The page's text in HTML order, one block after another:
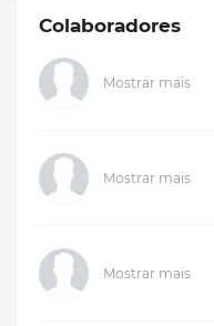
Colaboradores
Mostrar mais
Mostrar mais
Mostrar mais